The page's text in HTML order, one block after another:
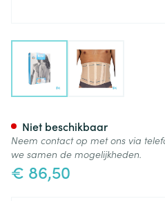
View larger image
View larger
€ 86,50
Niet beschikbaar
Neem contact op met ons via
we samen de mogelijkheden.